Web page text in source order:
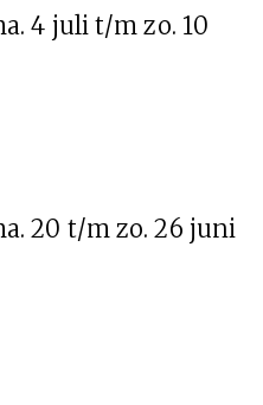
4 juli t/m zo. 10
20 t/m zo. 26 juni